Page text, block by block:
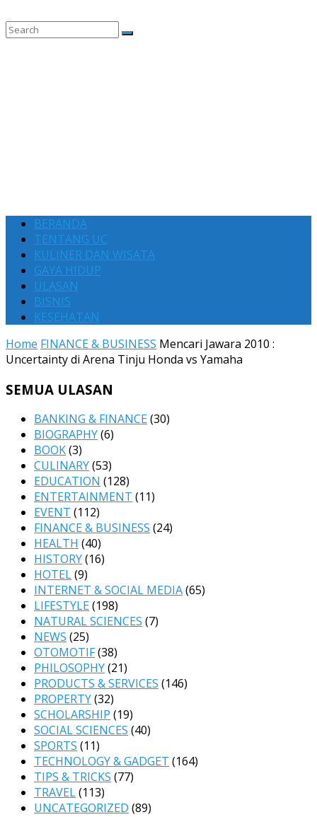
BERANDA
TENTANG UC
KULINER DAN WISATA
GAYA HIDUP
ULASAN
BISNIS
KESEHATAN
Home FINANCE & BUSINESS Mencari Jawara 2010 :
Uncertainty di Arena Tinju Honda vs Yamaha
SEMUA ULASAN
BANKING & FINANCE(30)
BIOGRAPHY(6)
BOOK(3)
CULINARY(53)
EDUCATION (128)
ENTERTAINMENT (11)
EVENT (112)
FINANCE & BUSINESS (24)
HEALTH (40)
HISTORY(16)
HOTEL(9)
INTERNET & SOCIAL MEDIA(65)
LIFESTYLE(198)
NATURAL SCIENCES (7)
NEWS (25)
OTOMOTIF(38)
PHILOSOPHY(21)
PRODUCTS & SERVICES (146)
PROPERTY(32)
SCHOLARSHIP (19)
SOCIAL SCIENCES (40)
SPORTS (11)
TECHNOLOGY & GADGET (164)
TIPS & TRICKS (77)
TRAVEL(113)
UNCATEGORIZED (89)